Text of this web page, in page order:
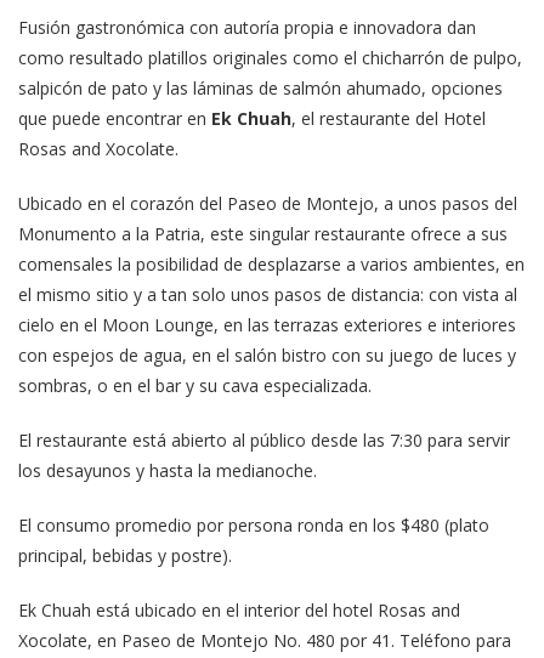
Fusión gastronómica con autoría propia e innovadora dan
como resultado platillos originales como el chicharrón de pulpo,
salpicón de pato y las láminas de salmón ahumado, opciones
que puede encontrar en Ek Chuah, el restaurante del Hotel
Rosas and Xocolate.
Ubicado en el corazón del Paseo de Montejo, a unos pasos del
Monumento a la Patria, este singular restaurante ofrece a sus
comensales la posibilidad de desplazarse a varios ambientes, en
el mismo sitio y a tan solo unos pasos de distancia: con vista al
cielo en el Moon Lounge, en las terrazas exteriores e interiores
con espejos de agua, en el salón bistro con su juego de luces y
sombras, o en el bar y su cava especializada.
El restaurante está abierto al público desde las 7:30 para servir
los desayunos y hasta la medianoche.
El consumo promedio por persona ronda en los $480 (plato
principal, bebidas y postre).
Ek Chuah está ubicado en el interior del hotel Rosas and
Xocolate, en Paseo de Montejo No. 480 por 41. Teléfono para